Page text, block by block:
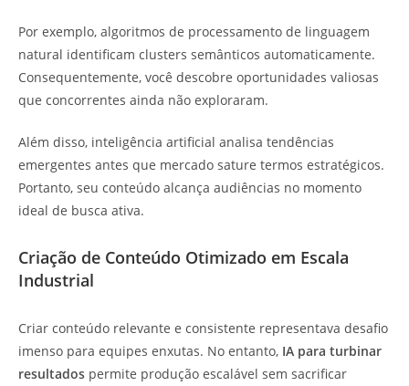
Por exemplo, algoritmos de processamento de linguagem
natural identificam clusters semânticos automaticamente.
Consequentemente, você descobre oportunidades valiosas
que concorrentes ainda não exploraram.
Além disso, inteligência artificial analisa tendências
emergentes antes que mercado sature termos estratégicos.
Portanto, seu conteúdo alcança audiências no momento
ideal de busca ativa.
Criação de Conteúdo Otimizado em Escala
Industrial
Criar conteúdo relevante e consistente representava desafio
imenso para equipes enxutas. No entanto, IA para turbinar
resultados permite produção escalável sem sacrificar